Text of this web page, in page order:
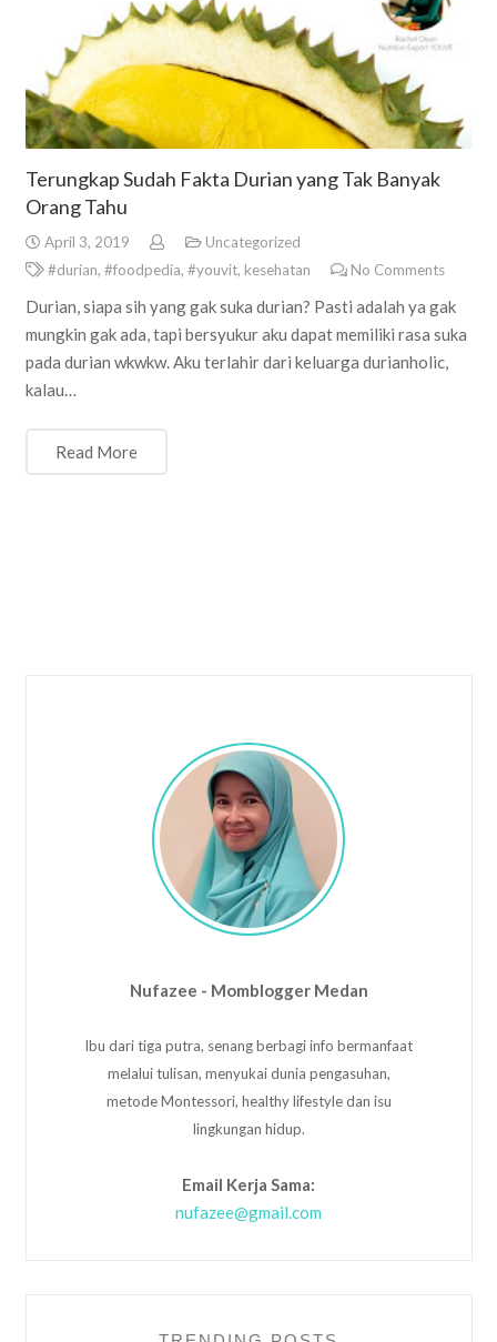
Terungkap Sudah Fakta Durian yang Tak Banyak
Orang Tahu
April 3, 2019
Uncategorized
#durian, #foodpedia, #youvit, kesehatan No Comments
Durian, siapa sih yang gak suka durian? Pasti adalah ya gak
mungkin gak ada, tapi bersyukur aku dapat memiliki rasa suka
pada durian wkwkw. Aku terlahir dari keluarga durianholic,
kalau…
Read More
Nufazee - Momblogger Medan
Ibu dari tiga putra, senang berbagi info bermanfaat
melalui tulisan, menyukai dunia pengasuhan,
metode Montessori, healthy lifestyle dan isu
lingkungan hidup.
Email Kerja Sama:
nufazee@gmail.com